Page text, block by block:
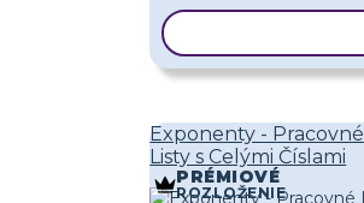
Exponenty - Pracovné
Listy s Celými Číslami
PRÉMIOVÉ
ROZLOŽENIE